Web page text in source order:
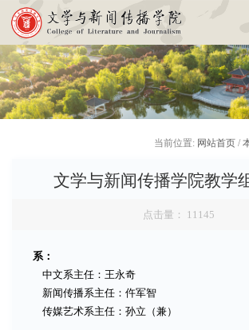
当前位置: 网站首页 /
文学与新闻传播学院教学
点击量： 11145
系：
中文系主任：王永奇
新闻传播系主任：仵军智
传媒艺术系主任：孙立（兼）